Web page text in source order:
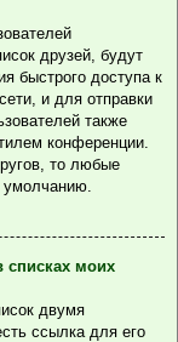
друзей, будут
быстрого доступа к
и для отправки
также
конференции.
то любые
списках моих
двумя
ссылка для его